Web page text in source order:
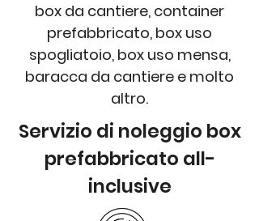
box da cantiere, container
prefabbricato, box uso
spogliatoio, box uso mensa,
baracca da cantiere e molto
altro.
Servizio di noleggio box
prefabbricato all-
inclusive